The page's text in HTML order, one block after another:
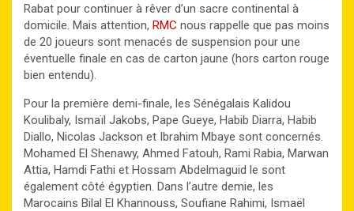
Rabat pour continuer à rêver d’un sacre continental à
domicile. Mais attention, RMC nous rappelle que pas moins
de 20 joueurs sont menacés de suspension pour une
éventuelle finale en cas de carton jaune (hors carton rouge
bien entendu).
Pour la première demi-finale, les Sénégalais Kalidou
Koulibaly, Ismaïl Jakobs, Pape Gueye, Habib Diarra, Habib
Diallo, Nicolas Jackson et Ibrahim Mbaye sont concernés.
Mohamed El Shenawy, Ahmed Fatouh, Rami Rabia, Marwan
Attia, Hamdi Fathi et Hossam Abdelmaguid le sont
également côté égyptien. Dans l’autre demie, les
Marocains Bilal El Khannouss, Soufiane Rahimi, Ismaël